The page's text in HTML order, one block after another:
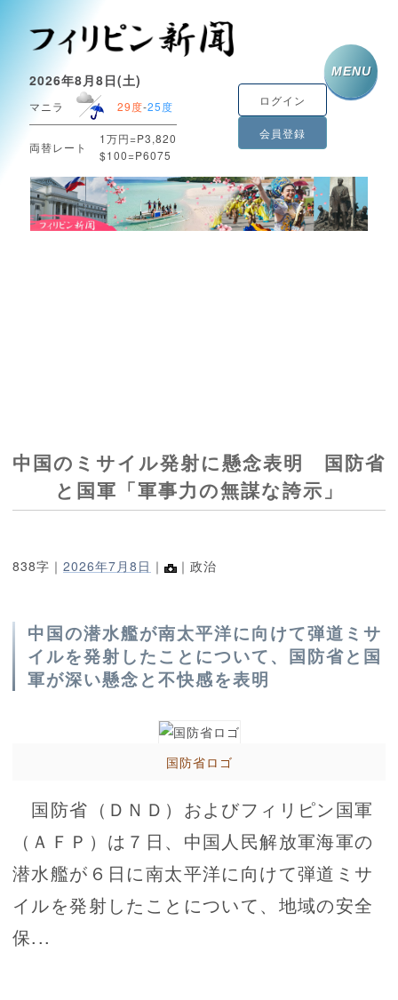
2026年8月8日(土)
マニラ 29度-25度
両替レート
1万円=P3,820
$100=P6075
ログイン
会員登録
MENU
中国のミサイル発射に懸念表明 国防省
と国軍「軍事力の無謀な誇示」
838字｜ 2026年7月8日 ｜ ｜政治
中国の潜水艦が南太平洋に向けて弾道ミサ
イルを発射したことについて、国防省と国
軍が深い懸念と不快感を表明
国防省ロゴ
国防省（ＤＮＤ）およびフィリピン国軍
（ＡＦＰ）は７日、中国人民解放軍海軍の
潜水艦が６日に南太平洋に向けて弾道ミサ
イルを発射したことについて、地域の安全
保...